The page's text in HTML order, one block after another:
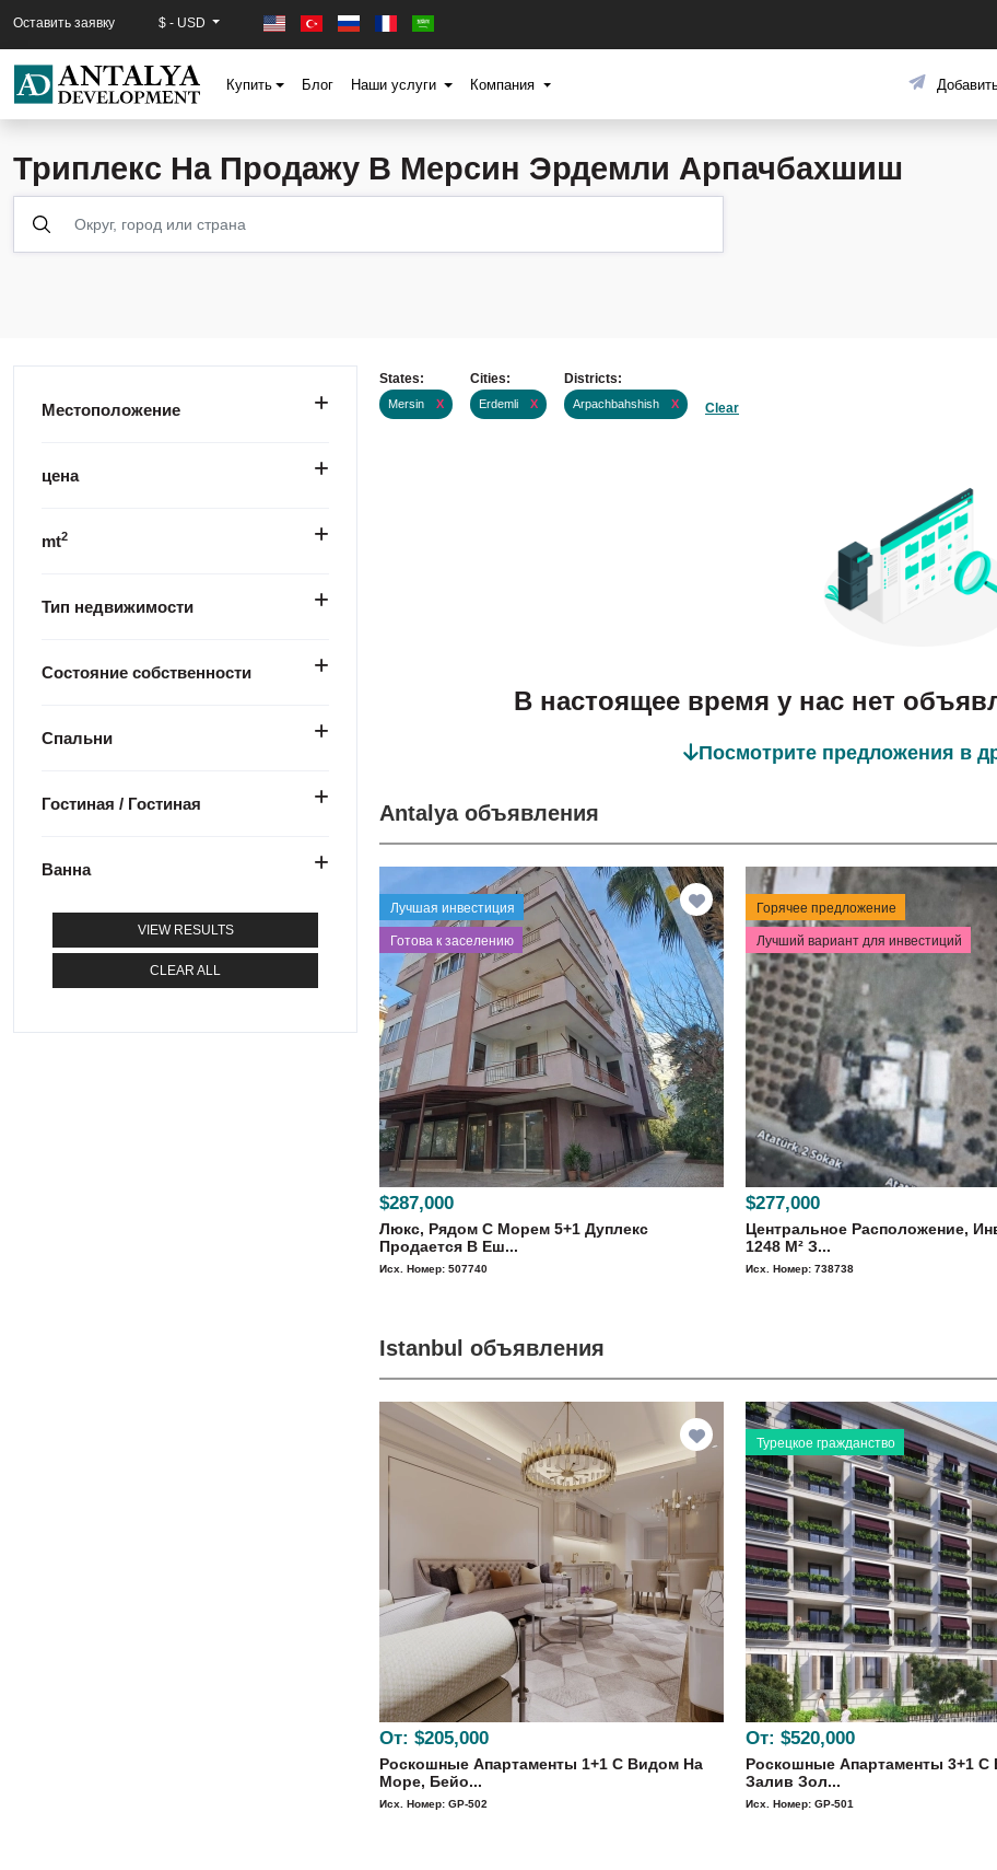
Оставить заявку $ - USD
Купить Блог Наши услуги Компания
Триплекс На Продажу В Мерсин Эрдемли Арпачбахшиш
Местоположение
цена
mt2
Тип недвижимости
Состояние собственности
Спальни
Гостиная / Гостиная
Ванна
VIEW RESULTS
CLEAR ALL
States:
Mersin X
Cities:
Erdemli X
Districts:
Arpachbahshish X Clear
В настоящее время у нас нет
Посмотрите предложения в
Antalya объявления
Лучшая инвестиция
⁠Готова к заселению
$287,000
Люкс, Рядом С Морем 5+1 Дуплекс
Продается В Еш...
Исх. Номер: 507740
Горячее предложение
Лучший вариант для инвестиций
$277,000
Центральное Расположение,
1248 M² З...
Исх. Номер: 738738
Istanbul объявления
От: $205,000
Роскошные Апартаменты 1+1 С Видом На
Море, Бейо...
Исх. Номер: GP-502
Турецкое гражданство
От: $520,000
Роскошные Апартаменты 3+1 С
Залив Зол...
Исх. Номер: GP-501